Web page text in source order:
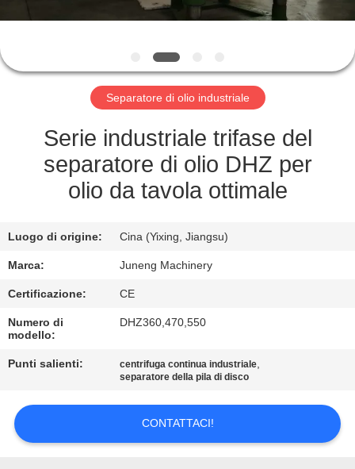
CONTROLLO
DI
QUALITÀ
CONTATTACI
CASI
NEWS
DEL
SITO
Separatore di olio industriale
Serie industriale trifase del
separatore di olio DHZ per
olio da tavola ottimale
Luogo di origine: Cina (Yixing, Jiangsu)
Marca: Juneng Machinery
Certificazione: CE
Numero di
modello:
DHZ360,470,550
Punti salienti: centrifuga continua industriale,
separatore della pila di disco
CONTATTACI!